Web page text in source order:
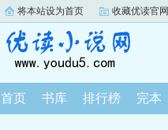
将本站设为首页 收藏优读官网
首页 书库 排行榜 完本